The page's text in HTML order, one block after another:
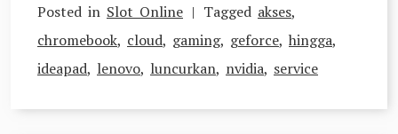
Posted in Slot Online Tagged akses,
chromebook, cloud, gaming, geforce, hingga,
ideapad, lenovo, luncurkan, nvidia, service